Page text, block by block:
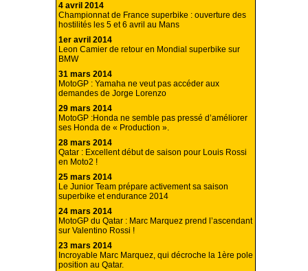
4 avril 2014
Championnat de France superbike : ouverture des
hostilités les 5 et 6 avril au Mans
1er avril 2014
Leon Camier de retour en Mondial superbike sur
BMW
31 mars 2014
MotoGP : Yamaha ne veut pas accéder aux
demandes de Jorge Lorenzo
29 mars 2014
MotoGP :Honda ne semble pas pressé d’améliorer
ses Honda de « Production ».
28 mars 2014
Qatar : Excellent début de saison pour Louis Rossi
en Moto2 !
25 mars 2014
Le Junior Team prépare activement sa saison
superbike et endurance 2014
24 mars 2014
MotoGP du Qatar : Marc Marquez prend l’ascendant
sur Valentino Rossi !
23 mars 2014
Incroyable Marc Marquez, qui décroche la 1ère pole
position au Qatar.